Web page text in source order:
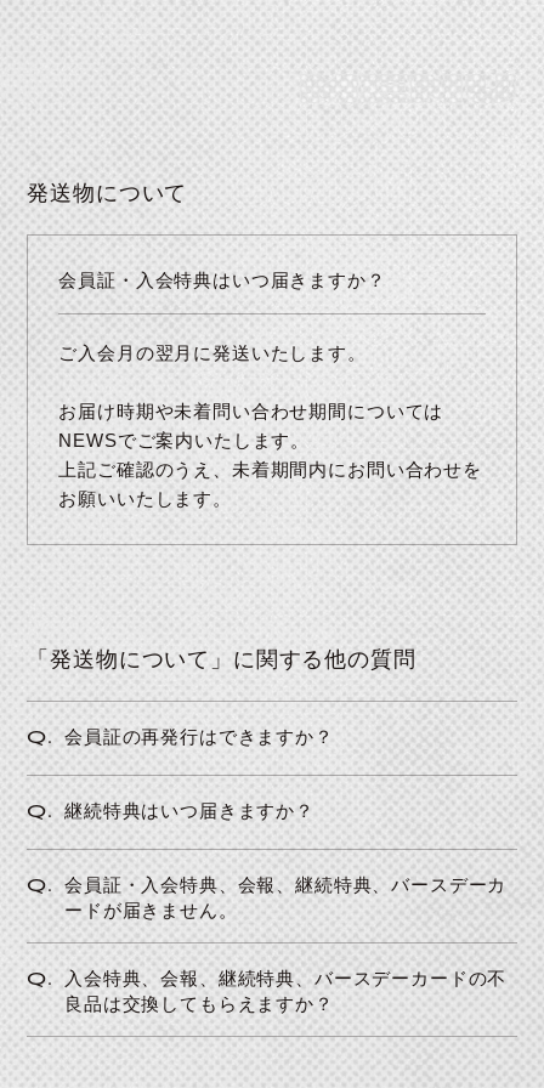
JOIN LOGIN
発送物について
会員証・入会特典はいつ届きますか？
ご入会月の翌月に発送いたします。
お届け時期や未着問い合わせ期間については
NEWSでご案内いたします。
上記ご確認のうえ、未着期間内にお問い合わせを
お願いいたします。
「発送物について」に関する他の質問
Q. 会員証の再発行はできますか？
Q. 継続特典はいつ届きますか？
Q.
会員証・入会特典、会報、継続特典、バースデーカ
ードが届きません。
Q.
入会特典、会報、継続特典、バースデーカードの不
良品は交換してもらえますか？